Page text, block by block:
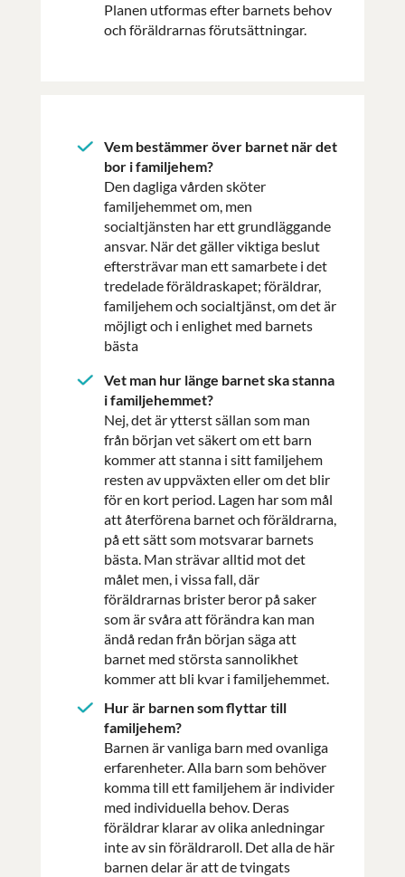
Planen utformas efter barnets behov
och föräldrarnas förutsättningar.
Vem bestämmer över barnet när det
bor i familjehem?
Den dagliga vården sköter
familjehemmet om, men
socialtjänsten har ett grundläggande
ansvar. När det gäller viktiga beslut
eftersträvar man ett samarbete i det
tredelade föräldraskapet; föräldrar,
familjehem och socialtjänst, om det är
möjligt och i enlighet med barnets
bästa
Vet man hur länge barnet ska stanna
i familjehemmet?
Nej, det är ytterst sällan som man
från början vet säkert om ett barn
kommer att stanna i sitt familjehem
resten av uppväxten eller om det blir
för en kort period. Lagen har som mål
att återförena barnet och föräldrarna,
på ett sätt som motsvarar barnets
bästa. Man strävar alltid mot det
målet men, i vissa fall, där
föräldrarnas brister beror på saker
som är svåra att förändra kan man
ändå redan från början säga att
barnet med största sannolikhet
kommer att bli kvar i familjehemmet.
Hur är barnen som flyttar till
familjehem?
Barnen är vanliga barn med ovanliga
erfarenheter. Alla barn som behöver
komma till ett familjehem är individer
med individuella behov. Deras
föräldrar klarar av olika anledningar
inte av sin föräldraroll. Det alla de här
barnen delar är att de tvingats